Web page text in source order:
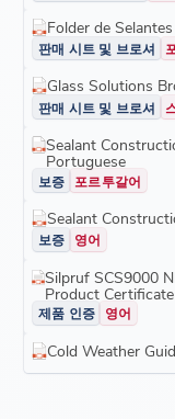
Folder de
판매 시트 및 브로셔
Glass Solutions
판매 시트 및 브로셔
Sealant
Portuguese
보증 포르투갈어
Sealant
보증 영어
Silpruf SCS9000
Product Certificate
제품 인증 영어
Cold Weather